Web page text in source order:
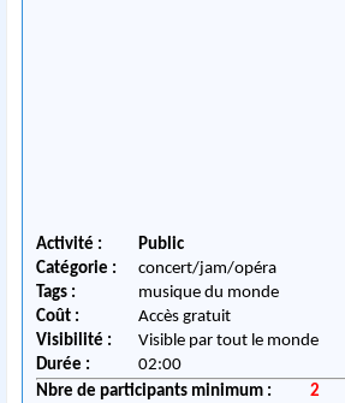
Activité :
Public
Catégorie :
concert/jam/opéra
Tags :
musique du monde
Coût :
Accès gratuit
Visibilité :
Visible par tout le monde
Durée :
02:00
Nbre de participants minimum :
2